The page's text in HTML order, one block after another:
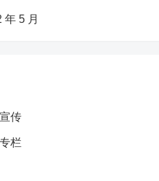
年 5 月
传
栏